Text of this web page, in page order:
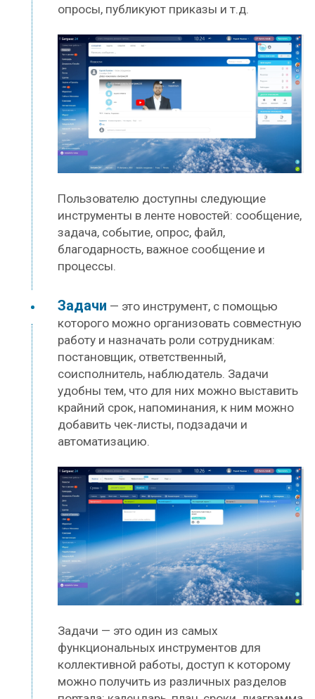
опросы, публикуют приказы и т.д.
Пользователю доступны следующие
инструменты в ленте новостей: сообщение,
задача, событие, опрос, файл,
благодарность, важное сообщение и
процессы.
Задачи — это инструмент, с помощью
которого можно организовать совместную
работу и назначать роли сотрудникам:
постановщик, ответственный,
соисполнитель, наблюдатель. Задачи
удобны тем, что для них можно выставить
крайний срок, напоминания, к ним можно
добавить чек-листы, подзадачи и
автоматизацию.
Задачи — это один из самых
функциональных инструментов для
коллективной работы, доступ к которому
можно получить из различных разделов